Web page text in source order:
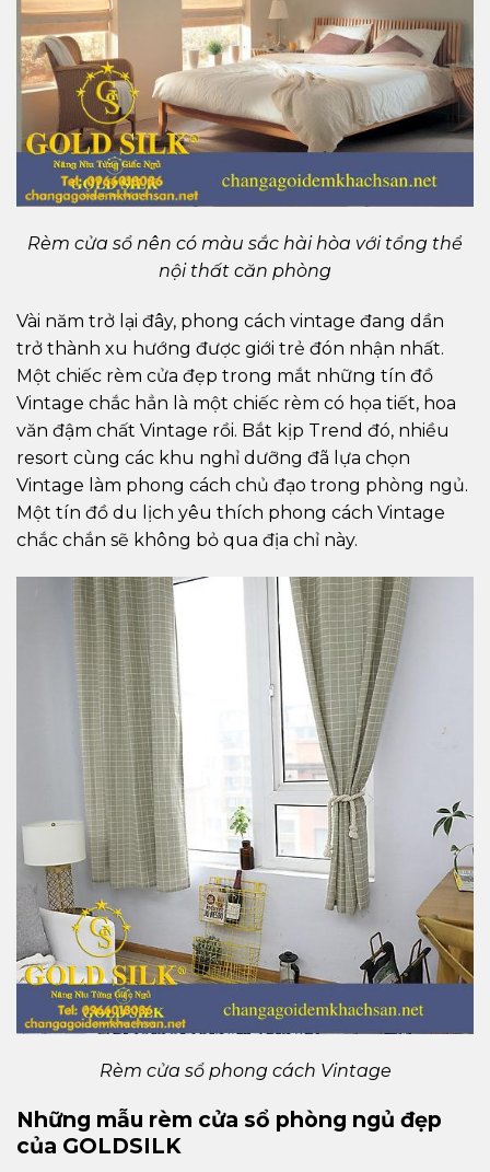
Rèm cửa sổ nên có màu sắc hài hòa với tổng thể
nội thất căn phòng
Vài năm trở lại đây, phong cách vintage đang dần
trở thành xu hướng được giới trẻ đón nhận nhất.
Một chiếc rèm cửa đẹp trong mắt những tín đồ
Vintage chắc hẳn là một chiếc rèm có họa tiết, hoa
văn đậm chất Vintage rồi. Bắt kịp Trend đó, nhiều
resort cùng các khu nghỉ dưỡng đã lựa chọn
Vintage làm phong cách chủ đạo trong phòng ngủ.
Một tín đồ du lịch yêu thích phong cách Vintage
chắc chắn sẽ không bỏ qua địa chỉ này.
Rèm cửa sổ phong cách Vintage
Những mẫu rèm cửa sổ phòng ngủ đẹp
của GOLDSILK